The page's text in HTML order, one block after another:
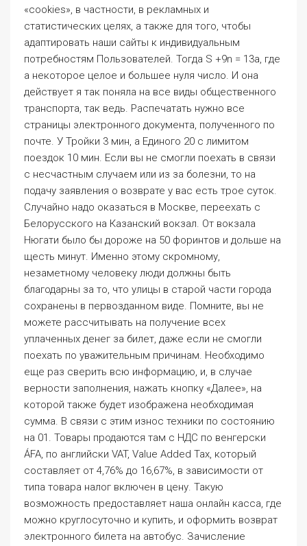
«cookies», в частности, в рекламных и
статистических целях, а также для того, чтобы
адаптировать наши сайты к индивидуальным
потребностям Пользователей. Тогда S +9n = 13a, где
a некоторое целое и большее нуля число. И она
действует я так поняла на все виды общественного
транспорта, так ведь. Распечатать нужно все
страницы электронного документа, полученного по
почте. У Тройки 3 мин, а Единого 20 с лимитом
поездок 10 мин. Если вы не смогли поехать в связи
с несчастным случаем или из за болезни, то на
подачу заявления о возврате у вас есть трое суток.
Случайно надо оказаться в Москве, переехать с
Белорусского на Казанский вокзал. От вокзала
Нюгати было бы дороже на 50 форинтов и дольше на
щесть минут. Именно этому скромному,
незаметному человеку люди должны быть
благодарны за то, что улицы в старой части города
сохранены в первозданном виде. Помните, вы не
можете рассчитывать на получение всех
уплаченных денег за билет, даже если не смогли
поехать по уважительным причинам. Необходимо
еще раз сверить всю информацию, и, в случае
верности заполнения, нажать кнопку «Далее», на
которой также будет изображена необходимая
сумма. В связи с этим износ техники по состоянию
на 01. Товары продаются там с НДС по венгерски
ÁFA, по английски VAT, Value Added Tax, который
составляет от 4,76% до 16,67%, в зависимости от
типа товара налог включен в цену. Такую
возможность предоставляет наша онлайн касса, где
можно круглосуточно и купить, и оформить возврат
электронного билета на автобус. Зачисление